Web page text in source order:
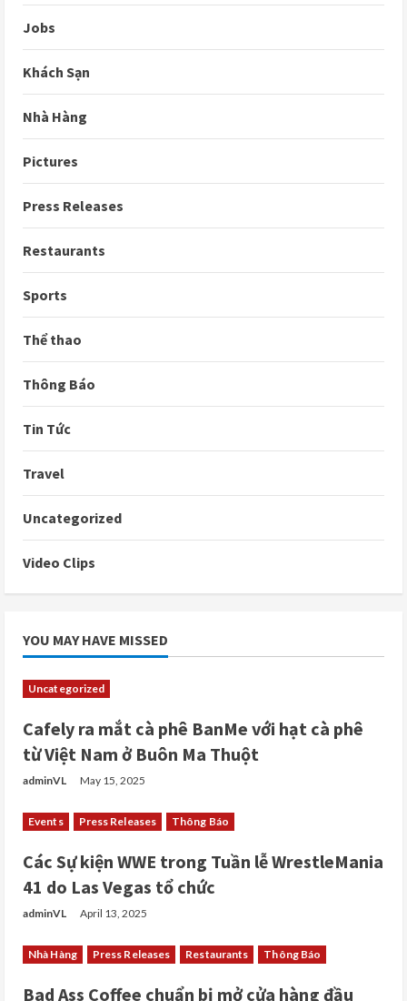
Jobs
Khách Sạn
Nhà Hàng
Pictures
Press Releases
Restaurants
Sports
Thể thao
Thông Báo
Tin Tức
Travel
Uncategorized
Video Clips
YOU MAY HAVE MISSED
Uncategorized
Cafely ra mắt cà phê BanMe với hạt cà phê
từ Việt Nam ở Buôn Ma Thuột
adminVL May 15, 2025
Events Press Releases Thông Báo
Các Sự kiện WWE trong Tuần lễ WrestleMania
41 do Las Vegas tổ chức
adminVL April 13, 2025
Nhà Hàng Press Releases Restaurants Thông Báo
Bad Ass Coffee chuẩn bị mở cửa hàng đầu